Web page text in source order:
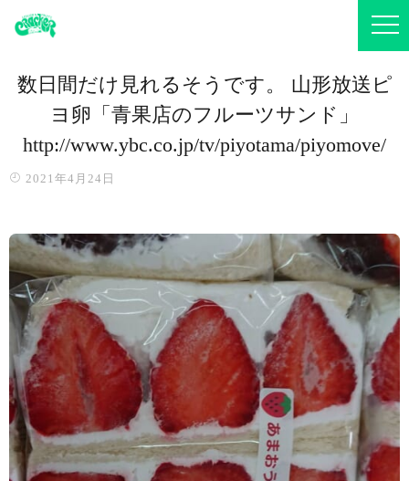
数日間だけ見れるそうです。 山形放送ピ
ヨ卵「青果店のフルーツサンド」
http://www.ybc.co.jp/tv/piyotama/piyomove/
2021年4月24日